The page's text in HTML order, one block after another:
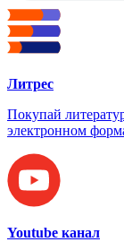
Литрес
Покупай
электронном
Youtube канал